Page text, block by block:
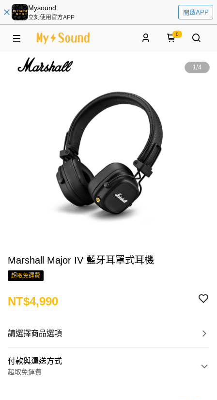
Mysound
立刻使用官方APP
開啟APP
0
1/4
Marshall Major IV 藍牙耳罩式耳機
超取免運費
NT$4,990
請選擇商品選項
付款與運送方式
超取免運費